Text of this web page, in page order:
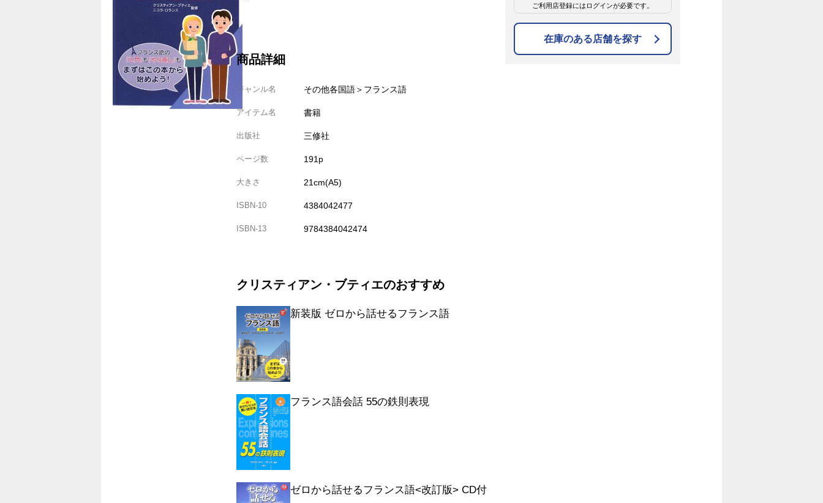
商品詳細
ジャンル名 その他各国語＞フランス語
アイテム名 書籍
出版社 三修社
ページ数 191p
大きさ 21cm(A5)
ISBN-10 4384042477
ISBN-13 9784384042474
クリスティアン・ブティエのおすすめ
新装版 ゼロから話せるフランス語
フランス語会話 55の鉄則表現
ゼロから話せるフランス語<改訂版> CD付
ご利用店登録にはログインが必要です。
在庫のある店舗を探す